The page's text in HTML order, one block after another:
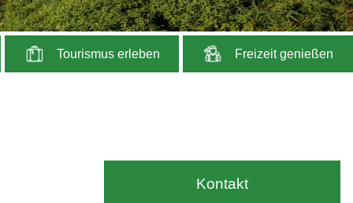
Tourismus erleben Freizeit genießen
Kontakt